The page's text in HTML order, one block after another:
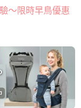
～限時早鳥優惠